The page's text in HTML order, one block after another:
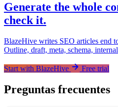
Generate the whole
check it.
BlazeHive writes SEO articles end
Outline, draft, meta, schema,
Start with BlazeHive Free trial
Preguntas frecuentes